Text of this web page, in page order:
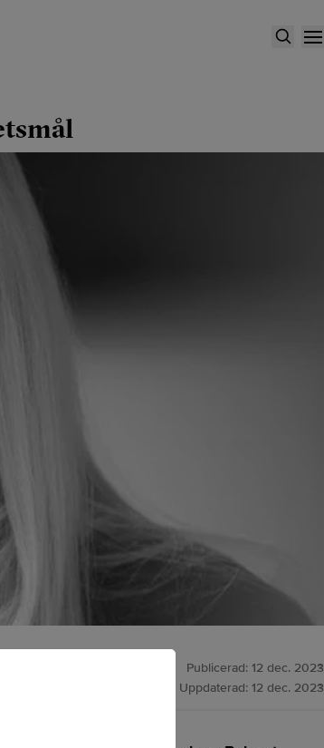
Publicerad: 12 dec. 2023
Uppdaterad: 12 dec. 2023